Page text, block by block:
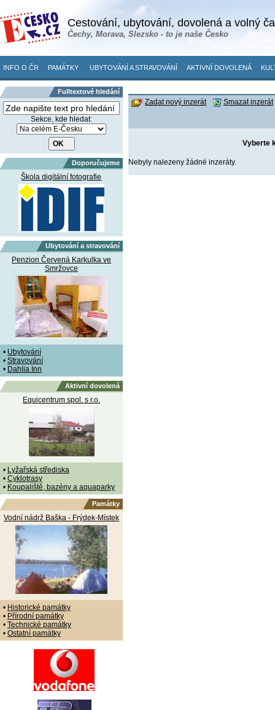
Cestování, ubytování, dovolená a volný
Čechy, Morava, Slezsko - to je naše Česko
INFO O ČR PAMÁTKY UBYTOVÁNÍ A STRAVOVÁNÍ AKTIVNÍ DOVOLENÁ
Fulltextové hledání
Sekce, kde hledat:
Doporučujeme
Škola digitální fotografie
Ubytování a stravování
Penzion Červená Karkulka ve
Smržovce
• Ubytování
• Stravování
• Dahlia Inn
Aktivní dovolená
Equicentrum spol. s r.o.
• Lyžařská střediska
• Cyklotrasy
• Koupaliště, bazény a aquaparky
Památky
Vodní nádrž Baška - Frýdek-Místek
• Historické památky
• Přírodní památky
• Technické památky
• Ostatní památky
Zadat nový inzerát Smazat inzerát
Vyberte
Nebyly nalezeny žádné inzeráty.